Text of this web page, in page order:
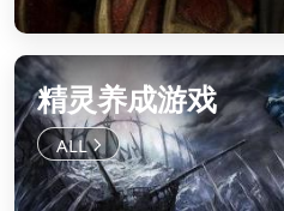
精灵养成游戏